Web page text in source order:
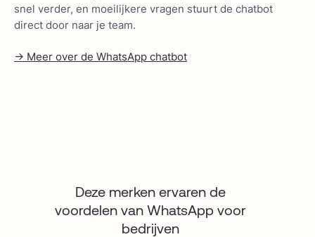
snel verder, en moeilijkere vragen stuurt de chatbot
direct door naar je team.
-> Meer over de WhatsApp chatbot
Deze merken ervaren de
voordelen van WhatsApp voor
bedrijven